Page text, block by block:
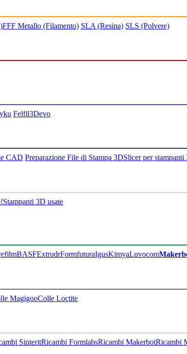
FFF Metallo (Filamento) SLA (Resina) SLS (Polvere)
Felfil3Devo
CAD Preparazione File di Stampa 3DSlicer per stampanti
Stampanti 3D usate
BASFExtrudrFormfuturaIgusKimyaLuvocom
MagigooColle Loctite
SinteritRicambi FormlabsRicambi MakerbotRicambi